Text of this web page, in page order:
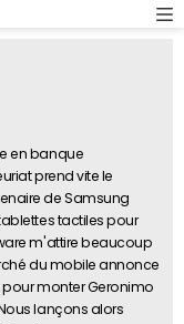
en banque
prend vite le
de Samsung
tactiles pour
m'attire beaucoup
du mobile annonce
pour monter Geronimo
lançons alors